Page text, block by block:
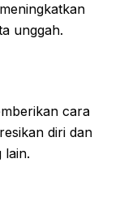
unggah.
cara
diri dan
lain.